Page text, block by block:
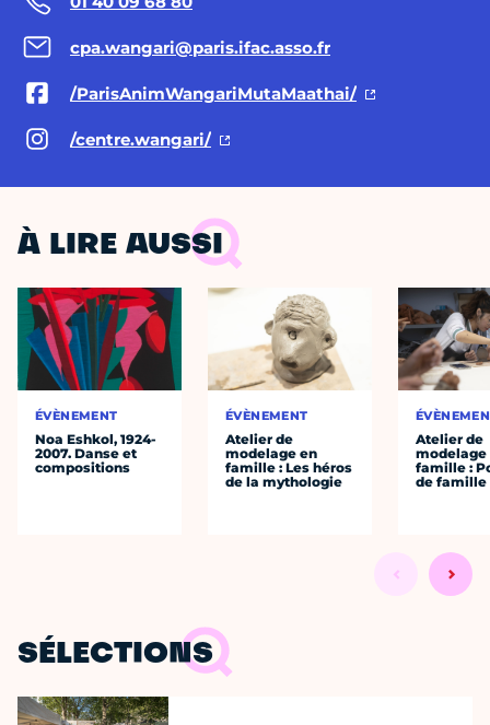
cpa.wangari@paris.ifac.asso.fr
/ParisAnimWangariMutaMaathai/
/centre.wangari/
À LIRE AUSSI
ÉVÈNEMENT
Noa Eshkol, 1924-
2007. Danse et
compositions
ÉVÈNEMENT
Atelier de
modelage en
famille : Les héros
de la mythologie
Atelier de
modelage
famille :
de famille
SÉLECTIONS